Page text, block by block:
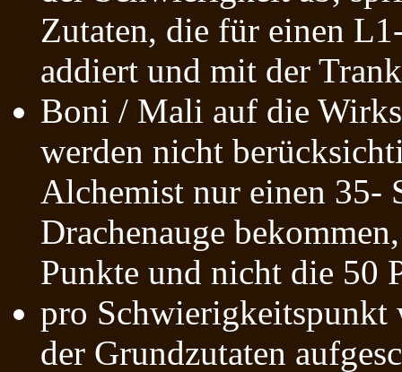
Zutaten, die für einen
addiert und mit der
Boni / Mali auf die
werden nicht
Alchemist nur einen 35-
Drachenauge
Punkte und nicht die 50
pro Schwierigkeitspunkt
der Grundzutaten